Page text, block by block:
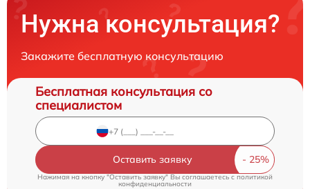
Нужна консультация?
Закажите бесплатную консультацию
Бесплатная консультация со
специалистом
Оставить заявку
Нажимая на кнопку "Оставить заявку" Вы соглашаетесь cполитикой
конфиденциальности